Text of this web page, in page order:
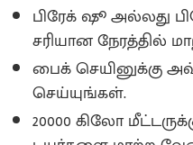
பிரேக் ஷூ அல்லது
சரியான நேரத்தில்
பைக் செயினுக்கு
செய்யுங்கள்.
20000 கிலோ